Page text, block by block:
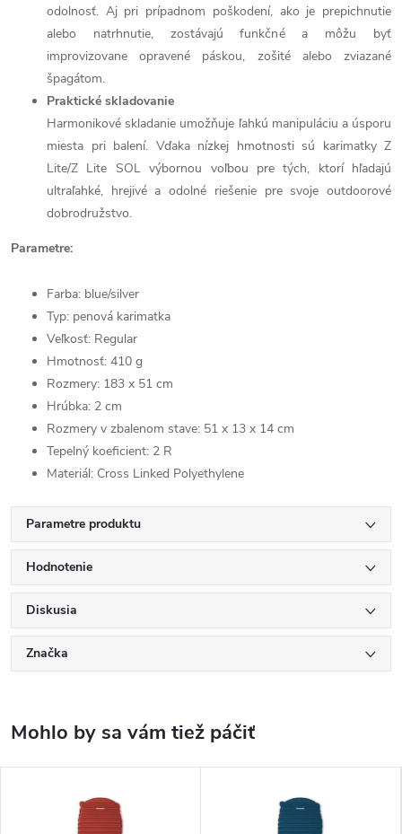
odolnosť. Aj pri prípadnom poškodení, ako je prepichnutie
alebo natrhnutie, zostávajú funkčné a môžu byť
improvizovane opravené páskou, zošité alebo zviazané
špagátom.
Praktické skladovanie
Harmonikové skladanie umožňuje ľahkú manipuláciu a úsporu
miesta pri balení. Vďaka nízkej hmotnosti sú karimatky Z
Lite/Z Lite SOL výbornou voľbou pre tých, ktorí hľadajú
ultraľahké, hrejivé a odolné riešenie pre svoje outdoorové
dobrodružstvo.
Parametre:
Farba: blue/silver
Typ: penová karimatka
Veľkosť: Regular
Hmotnosť: 410 g
Rozmery: 183 x 51 cm
Hrúbka: 2 cm
Rozmery v zbalenom stave: 51 x 13 x 14 cm
Tepelný koeficient: 2 R
Materiál: Cross Linked Polyethylene
Parametre produktu
Hodnotenie
Diskusia
Značka